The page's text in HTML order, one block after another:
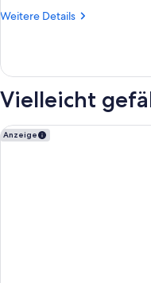
Weitere Details
Weitere
Doppelzimmer,
Vielleicht
Anzeige
tent Playa de Palma